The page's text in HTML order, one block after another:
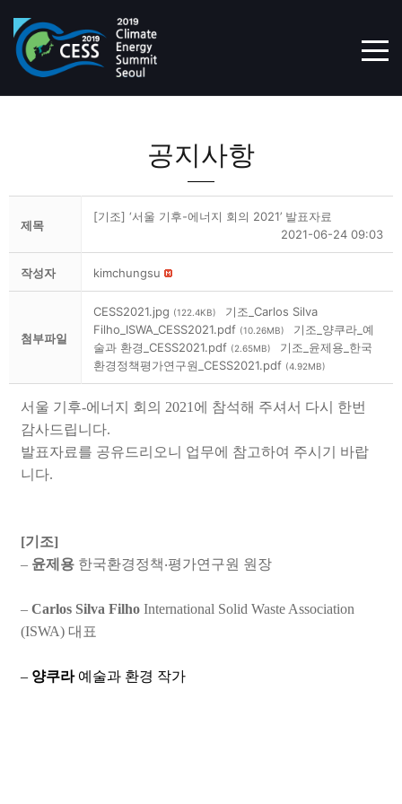
공지사항
제목
[기조] ‘서울 기후-에너지 회의 2021’ 발표자료
2021-06-24 09:03
작성자 kimchungsu
첨부파일
CESS2021.jpg (122.4KB)
기조_Carlos Silva
Filho_ISWA_CESS2021.pdf (10.26MB)
기조_양쿠라_예
술과 환경_CESS2021.pdf (2.65MB)
기조_윤제용_한국
환경정책평가연구원_CESS2021.pdf (4.92MB)
서울 기후-에너지 회의 2021에 참석해 주셔서 다시 한번
감사드립니다.
발표자료를 공유드리오니 업무에 참고하여 주시기 바랍
니다.
[기조]
– 윤제용 한국환경정책‧평가연구원 원장
– Carlos Silva Filho International Solid Waste Association
(ISWA) 대표
– 양쿠라 예술과 환경 작가